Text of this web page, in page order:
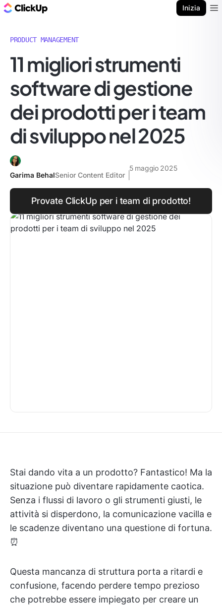
Inizia
PRODUCT MANAGEMENT
11 migliori strumenti
software di gestione
dei prodotti per i team
di sviluppo nel 2025
Garima BehalSenior Content Editor
5 maggio 2025
Provate ClickUp per i team di prodotto!
Stai dando vita a un prodotto? Fantastico! Ma la
situazione può diventare rapidamente caotica.
Senza i flussi di lavoro o gli strumenti giusti, le
attività si disperdono, la comunicazione vacilla e
le scadenze diventano una questione di fortuna.
⏰
Questa mancanza di struttura porta a ritardi e
confusione, facendo perdere tempo prezioso
che potrebbe essere impiegato per creare un